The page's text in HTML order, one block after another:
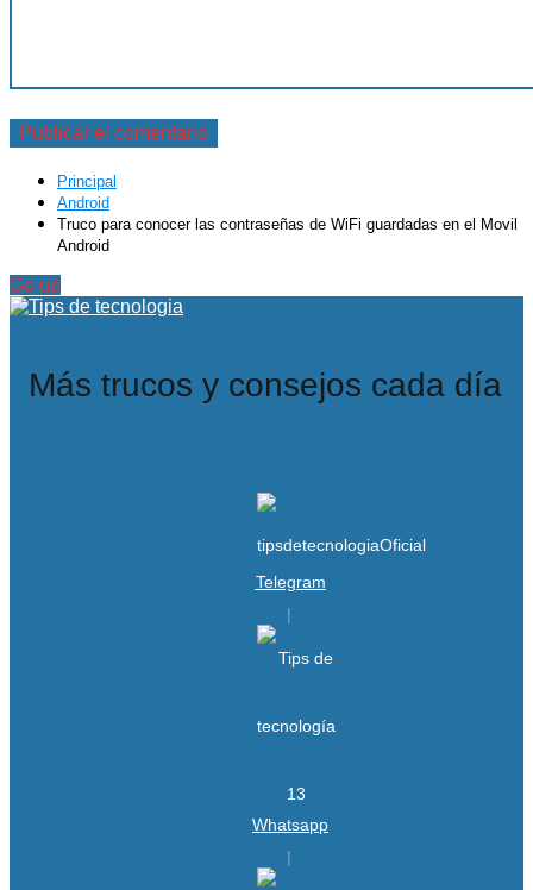
Principal
Android
Truco para conocer las contraseñas de WiFi guardadas en el Movil
Android
Go up
Más trucos y consejos cada día
Telegram
Whatsapp